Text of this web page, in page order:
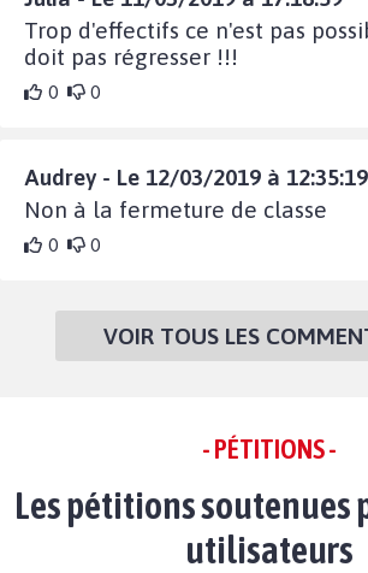
Trop d'effectifs ce n'est pas
doit pas régresser !!!
0 0
Audrey - Le 12/03/2019 à 12:35:19
Non à la fermeture de classe
0 0
VOIR TOUS LES
- PÉTITIONS -
Les pétitions soutenues
utilisateurs